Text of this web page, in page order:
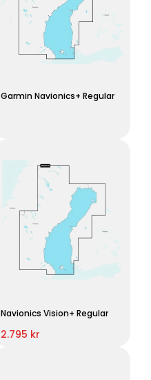
Garmin Navionics+ Regular
Navionics Vision+ Regular
2.795 kr